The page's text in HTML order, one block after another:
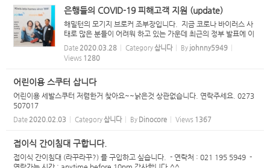
은행들의 COVID-19 피해고객 지원 (update)
해밀턴의 모기지 브로커 조부장입니다. 지금 코로나 바이러스 사
태로 많은 분들이 어려워 하고 있는 가운데 최근의 정부 발표에 이
어 은행들이 제시한 지원내용을 알려드리고자 합니다. 1. 단기간
의 Over Draft 한도 제공 - 비즈니스 고객에 대하여 은행별...
Date 2020.03.28 Category삽니다 By johnny5949
Views 1280
어린이용 스쿠터 삽니다
어린이용 세발스쿠터 저렴한거 찾아요~~낡은것 상관없습니다. 연락주세요. 0273
507017
Date 2020.02.03 Category삽니다 By Dinocore Views 1367
접이식 간이침대 구합니다.
접이식 간이침대 (라꾸라꾸?) 를 구입하고 싶습니다. - 연락처 : 021 195 5949 -